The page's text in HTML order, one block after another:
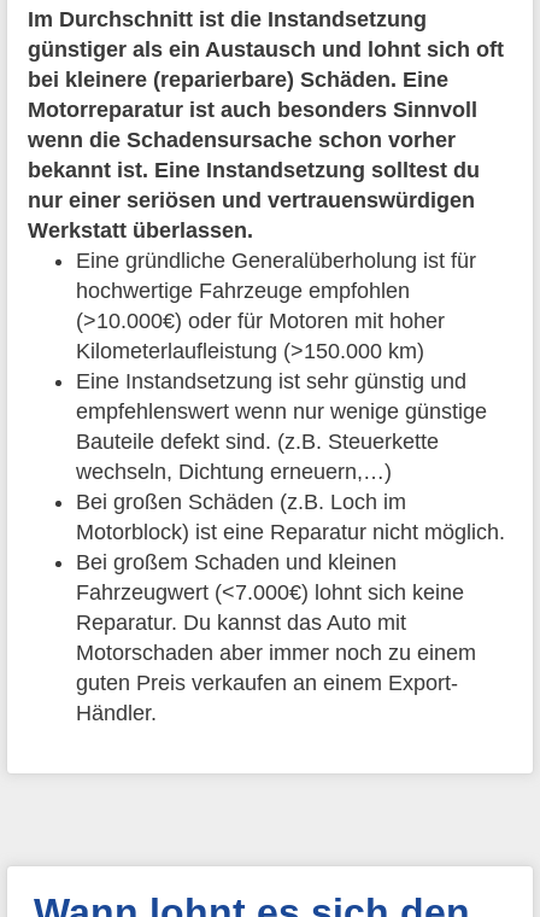
Im Durchschnitt ist die Instandsetzung
günstiger als ein Austausch und lohnt sich oft
bei kleinere (reparierbare) Schäden. Eine
Motorreparatur ist auch besonders Sinnvoll
wenn die Schadensursache schon vorher
bekannt ist. Eine Instandsetzung solltest du
nur einer seriösen und vertrauenswürdigen
Werkstatt überlassen.
Eine gründliche Generalüberholung ist für
hochwertige Fahrzeuge empfohlen
(>10.000€) oder für Motoren mit hoher
Kilometerlaufleistung (>150.000 km)
Eine Instandsetzung ist sehr günstig und
empfehlenswert wenn nur wenige günstige
Bauteile defekt sind. (z.B. Steuerkette
wechseln, Dichtung erneuern,…)
Bei großen Schäden (z.B. Loch im
Motorblock) ist eine Reparatur nicht möglich.
Bei großem Schaden und kleinen
Fahrzeugwert (<7.000€) lohnt sich keine
Reparatur. Du kannst das Auto mit
Motorschaden aber immer noch zu einem
guten Preis verkaufen an einem Export-
Händler.